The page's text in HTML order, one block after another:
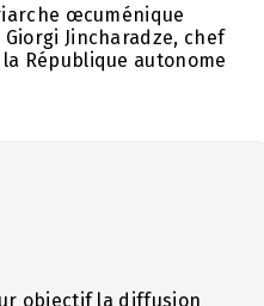
œcuménique
Jincharadze, chef
République autonome
objectif la diffusion